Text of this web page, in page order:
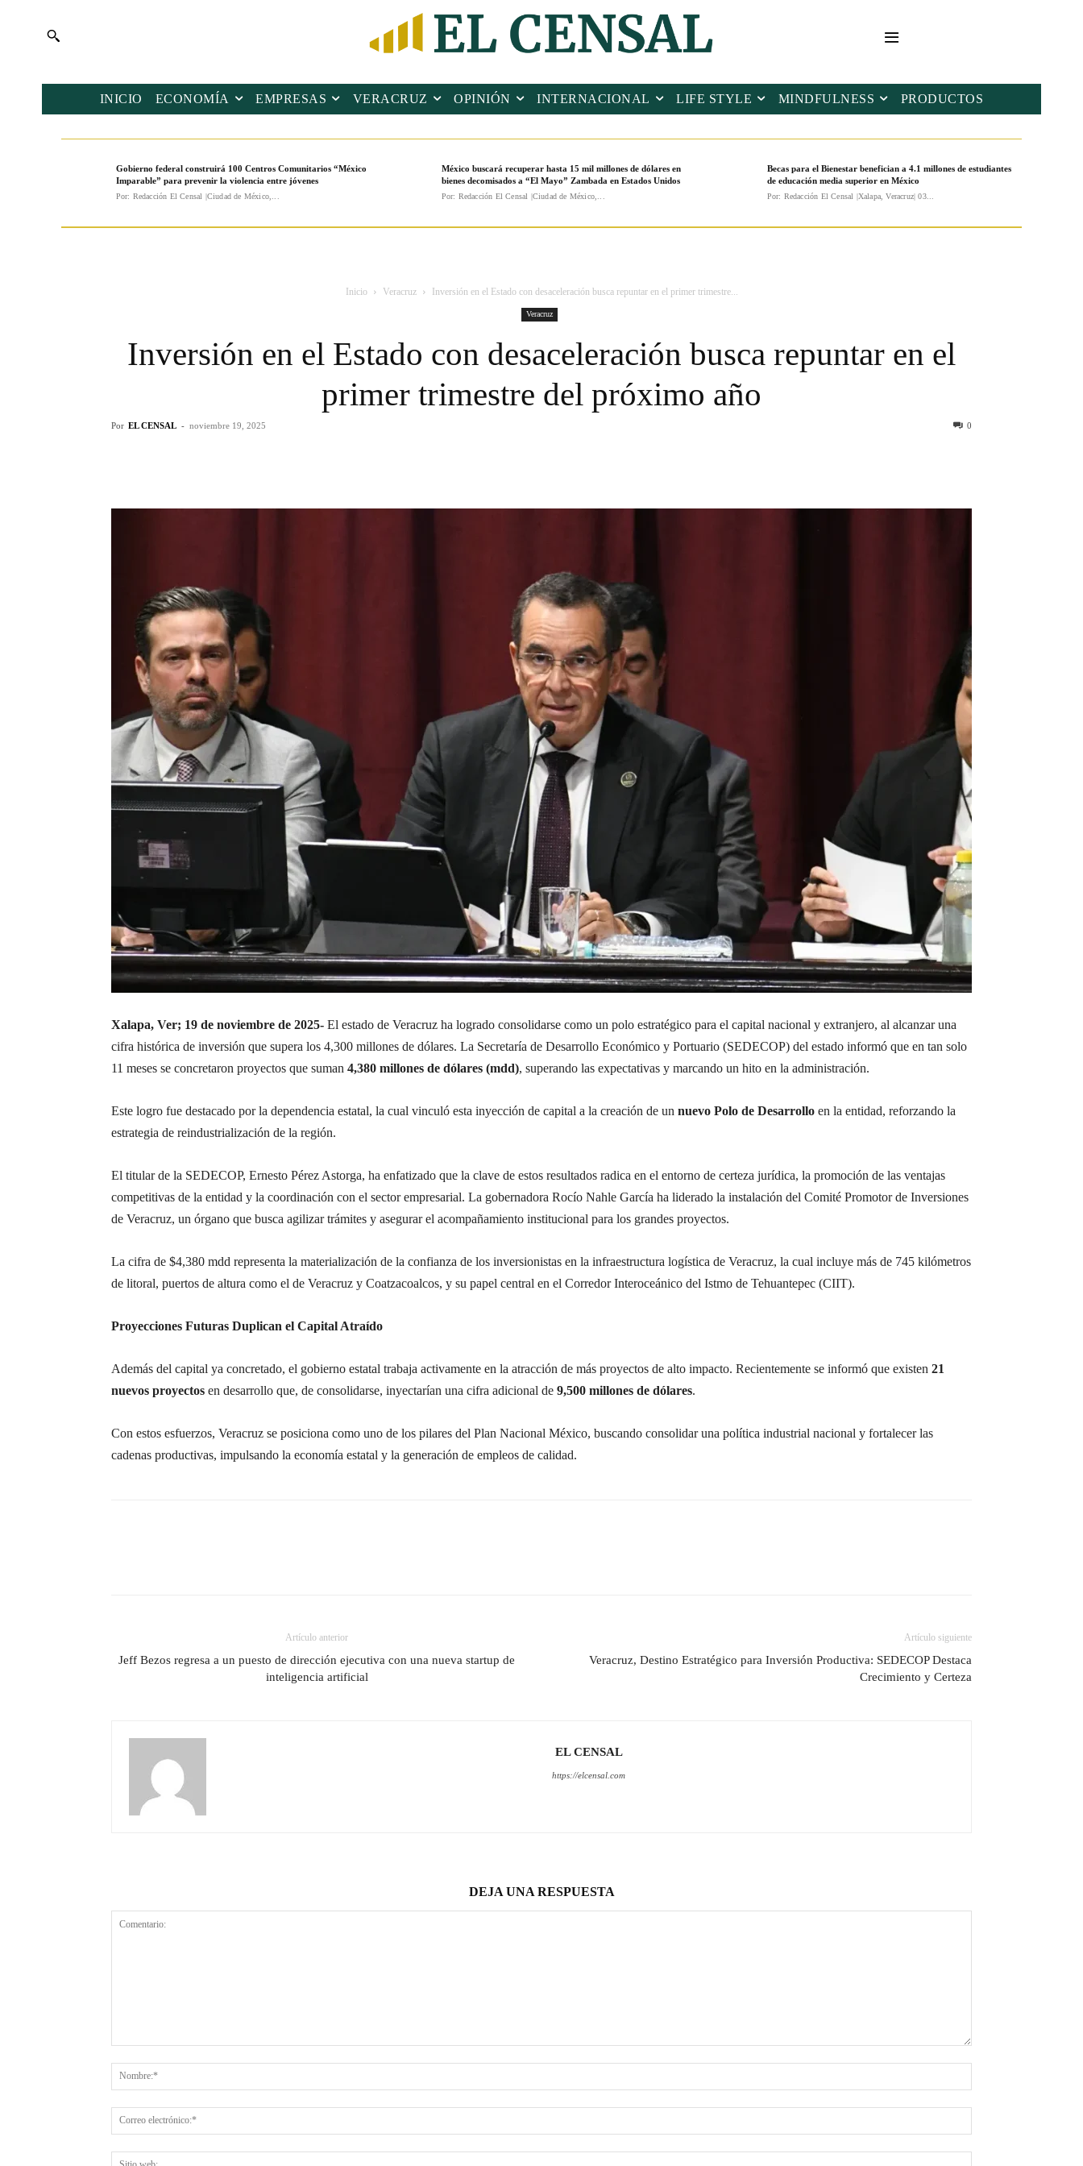
INICIO ECONOMÍA EMPRESAS VERACRUZ OPINIÓN INTERNACIONAL LIFE STYLE MINDFULNESS PRODUCTOS
Gobierno federal construirá 100 Centros Comunitarios “México
Imparable” para prevenir la violencia entre jóvenes
Por: Redacción El Censal |Ciudad de México,...
México buscará recuperar hasta 15 mil millones de dólares en
bienes decomisados a “El Mayo” Zambada en Estados Unidos
Por: Redacción El Censal |Ciudad de México,...
Becas para el Bienestar benefician a 4.1 millones de estudiantes
de educación media superior en México
Por: Redacción El Censal |Xalapa, Veracruz| 03...
Inicio Veracruz Inversión en el Estado con desaceleración busca repuntar en el primer trimestre...
Veracruz
Inversión en el Estado con desaceleración busca repuntar en el
primer trimestre del próximo año
Por EL CENSAL - noviembre 19, 2025 0
Xalapa, Ver; 19 de noviembre de 2025- El estado de Veracruz ha logrado consolidarse como un polo estratégico para el capital nacional y extranjero, al alcanzar una
cifra histórica de inversión que supera los 4,300 millones de dólares. La Secretaría de Desarrollo Económico y Portuario (SEDECOP) del estado informó que en tan solo
11 meses se concretaron proyectos que suman 4,380 millones de dólares (mdd), superando las expectativas y marcando un hito en la administración.
Este logro fue destacado por la dependencia estatal, la cual vinculó esta inyección de capital a la creación de un nuevo Polo de Desarrollo en la entidad, reforzando la
estrategia de reindustrialización de la región.
El titular de la SEDECOP, Ernesto Pérez Astorga, ha enfatizado que la clave de estos resultados radica en el entorno de certeza jurídica, la promoción de las ventajas
competitivas de la entidad y la coordinación con el sector empresarial. La gobernadora Rocío Nahle García ha liderado la instalación del Comité Promotor de Inversiones
de Veracruz, un órgano que busca agilizar trámites y asegurar el acompañamiento institucional para los grandes proyectos.
La cifra de $4,380 mdd representa la materialización de la confianza de los inversionistas en la infraestructura logística de Veracruz, la cual incluye más de 745 kilómetros
de litoral, puertos de altura como el de Veracruz y Coatzacoalcos, y su papel central en el Corredor Interoceánico del Istmo de Tehuantepec (CIIT).
Proyecciones Futuras Duplican el Capital Atraído
Además del capital ya concretado, el gobierno estatal trabaja activamente en la atracción de más proyectos de alto impacto. Recientemente se informó que existen 21
nuevos proyectos en desarrollo que, de consolidarse, inyectarían una cifra adicional de 9,500 millones de dólares.
Con estos esfuerzos, Veracruz se posiciona como uno de los pilares del Plan Nacional México, buscando consolidar una política industrial nacional y fortalecer las
cadenas productivas, impulsando la economía estatal y la generación de empleos de calidad.
Artículo anterior
Jeff Bezos regresa a un puesto de dirección ejecutiva con una nueva startup de
inteligencia artificial
Artículo siguiente
Veracruz, Destino Estratégico para Inversión Productiva: SEDECOP Destaca
Crecimiento y Certeza
EL CENSAL
https://elcensal.com
DEJA UNA RESPUESTA